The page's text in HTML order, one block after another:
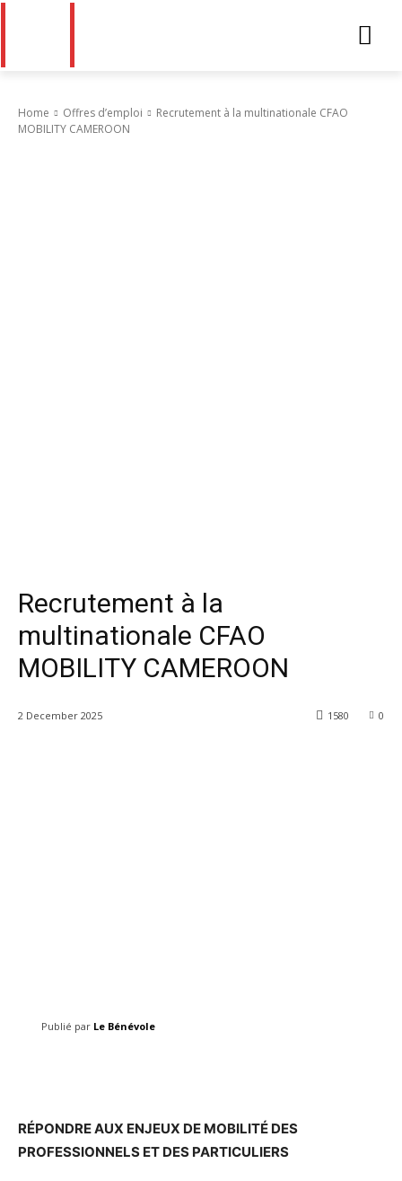
Home Offres d’emploi
Recrutement à la multinationale CFAO
MOBILITY CAMEROON
Recrutement à la
multinationale CFAO
MOBILITY CAMEROON
2 December 2025 0
1580
Publié par Le Bénévole
RÉPONDRE AUX ENJEUX DE MOBILITÉ DES
PROFESSIONNELS ET DES PARTICULIERS